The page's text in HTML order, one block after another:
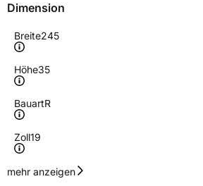
Dimension
Breite245
Höhe35
BauartR
Zoll19
Geschwindigkeitsindex
mehr anzeigen